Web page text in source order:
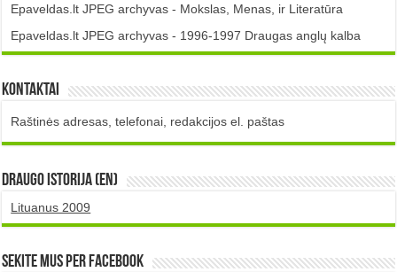
Epaveldas.lt JPEG archyvas - Mokslas, Menas, ir Literatūra
Epaveldas.lt JPEG archyvas - 1996-1997 Draugas anglų kalba
Kontaktai
Raštinės adresas, telefonai, redakcijos el. paštas
DRAUGO istorija (EN)
Lituanus 2009
Sekite mus per Facebook